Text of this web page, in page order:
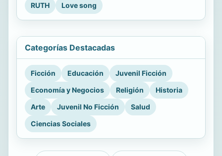
RUTH
Love song
Categorías Destacadas
Ficción Educación
Juvenil Ficción
Economía y Negocios
Religión
Historia
Arte
Juvenil No Ficción
Salud
Ciencias Sociales